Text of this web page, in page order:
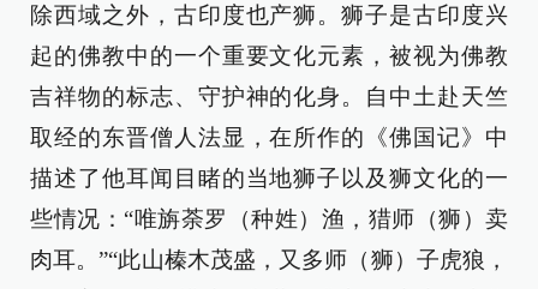
除西域之外，古印度也产狮。狮子是古印度兴
起的佛教中的一个重要文化元素，被视为佛教
吉祥物的标志、守护神的化身。自中土赴天竺
取经的东晋僧人法显，在所作的《佛国记》中
描述了他耳闻目睹的当地狮子以及狮文化的一
些情况：“唯旃荼罗（种姓）渔，猎师（狮）卖
肉耳。”“此山榛木茂盛，又多师（狮）子虎狼，